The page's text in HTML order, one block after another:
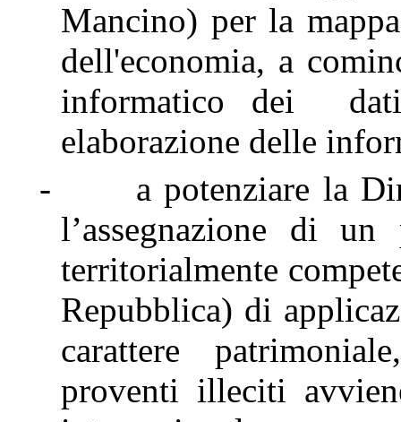
Mancino) per la
dell'economia, a
informatico dei
elaborazione delle
-
a potenziare la
l’assegnazione di
territorialmente
Repubblica) di
carattere
proventi illeciti